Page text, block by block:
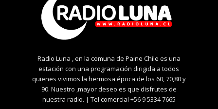
Radio Luna , en la comuna de Paine Chile es una
estación con una programación dirigida a todos
quienes vivimos la hermosa época de los 60, 70,80 y
90. Nuestro ,mayor deseo es que disfrutes de
nuestra radio. | Tel comercial +56 9 5334 7665